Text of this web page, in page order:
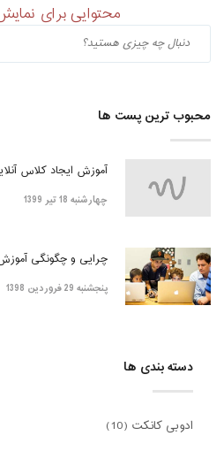
محتوایی برای
محبوب ترین پست ها
آموزش ایجاد کلاس آنلاین،
چهارشنبه 18 تیر 1399
چرایی و چگونگی
پنجشنبه 29 فروردین 1398
دسته بندی ها
ادوبی کانکت (10)